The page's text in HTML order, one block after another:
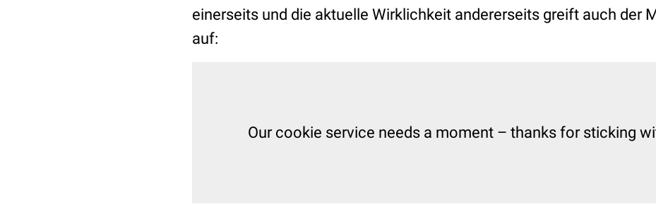
einerseits und die aktuelle Wirklichkeit andererseits greift auch der
auf:
Our cookie service needs a moment – thanks for sticking